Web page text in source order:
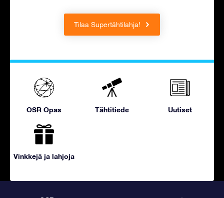
Tilaa Supertähtilahja!
OSR Opas Tähtitiede Uutiset
Vinkkejä ja lahjoja